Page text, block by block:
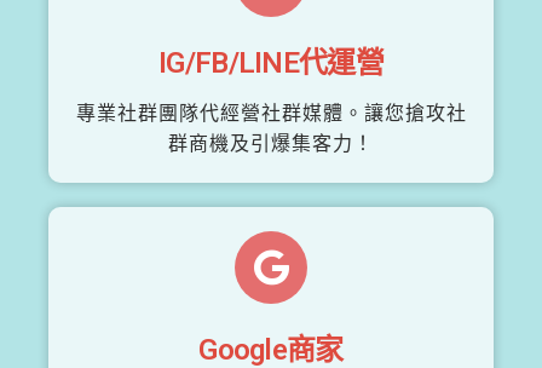
IG/FB/LINE代運營
專業社群團隊代經營社群媒體。讓您搶攻社
群商機及引爆集客力！
Google商家